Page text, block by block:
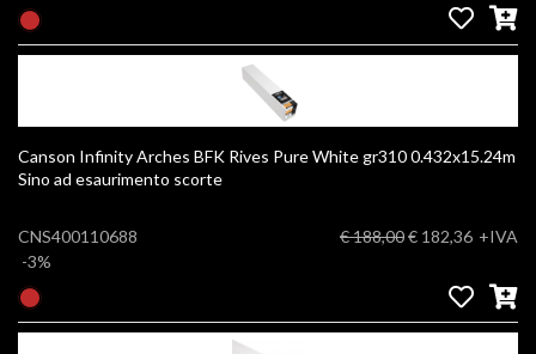
Canson Infinity Arches BFK Rives Pure White gr310 0.432x15.24m
Sino ad esaurimento scorte
CNS400110688
-3%
€ 188,00€ 182,36 +IVA